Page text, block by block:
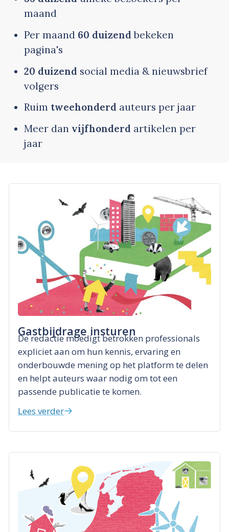
maand
Per maand 60 duizend bekeken
pagina's
20 duizend social media & nieuwsbrief
volgers
Ruim tweehonderd auteurs per jaar
Meer dan vijfhonderd artikelen per
jaar
Gastbijdrage insturen
De redactie moedigt betrokken professionals
expliciet aan om hun kennis, ervaring en
onderbouwde mening op het platform te delen
en helpt auteurs waar nodig om tot een
passende publicatie te komen.
Lees verder